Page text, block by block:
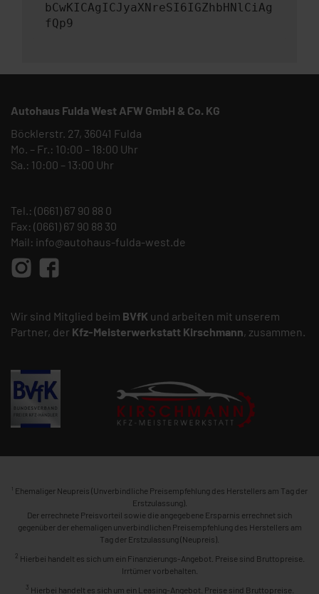
bCwKICAgICJyaXNreSI6IGZhbHNlCiAg
fQp9
Autohaus Fulda West AFW GmbH & Co. KG
Böcklerstr. 27, 36041 Fulda
Mo. – Fr.: 10:00 – 18:00 Uhr
Sa.: 10:00 – 13:00 Uhr
Tel.: (0661) 67 90 88 0
Fax: (0661) 67 90 88 30
Mail: info@autohaus-fulda-west.de
Wir sind Mitglied beim BVfK und arbeiten mit unserem
Partner, der Kfz-Meisterwerkstatt Kirschmann, zusammen.
1 Ehemaliger Neupreis (Unverbindliche Preisempfehlung des Herstellers am Tag der
Erstzulassung).
Der errechnete Preisvorteil sowie die angegebene Ersparnis errechnet sich
gegenüber der ehemaligen unverbindlichen Preisempfehlung des Herstellers am
Tag der Erstzulassung (Neupreis).
2 Hierbei handelt es sich um ein Finanzierungs-Angebot. Preise sind Bruttopreise.
Irrtümer vorbehalten.
3 Hierbei handelt es sich um ein Leasing-Angebot. Preise sind Bruttopreise.